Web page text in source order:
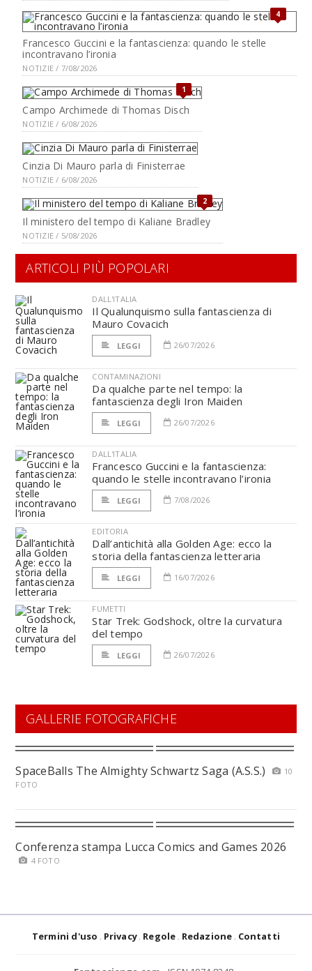
4
Francesco Guccini e la fantascienza: quando le stelle
incontravano l’ironia
NOTIZIE / 7/08/2026
1
Campo Archimede di Thomas Disch
NOTIZIE / 6/08/2026
Cinzia Di Mauro parla di Finisterrae
NOTIZIE / 6/08/2026
2
Il ministero del tempo di Kaliane Bradley
NOTIZIE / 5/08/2026
ARTICOLI PIÙ POPOLARI
DALL'ITALIA
Il Qualunquismo sulla fantascienza di
Mauro Covacich
LEGGI 26/07/2026
CONTAMINAZIONI
Da qualche parte nel tempo: la
fantascienza degli Iron Maiden
LEGGI 26/07/2026
DALL'ITALIA
Francesco Guccini e la fantascienza:
quando le stelle incontravano l’ironia
LEGGI 7/08/2026
EDITORIA
Dall’antichità alla Golden Age: ecco la
storia della fantascienza letteraria
LEGGI 16/07/2026
FUMETTI
Star Trek: Godshock, oltre la curvatura
del tempo
LEGGI 26/07/2026
GALLERIE FOTOGRAFICHE
SpaceBalls The Almighty Schwartz Saga (A.S.S.)
10
FOTO
Conferenza stampa Lucca Comics and Games 2026
4 FOTO
Termini d'uso Privacy Regole Redazione Contatti